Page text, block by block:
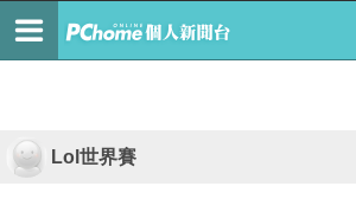
Lol世界賽